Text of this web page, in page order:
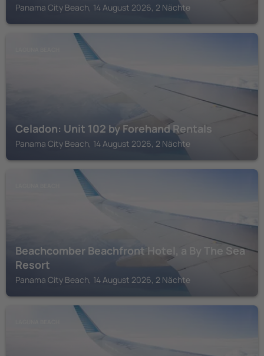
Panama City Beach, 14 August 2026, 2 Nächte
Celadon: Unit 102 by Forehand Rentals
Panama City Beach, 14 August 2026, 2 Nächte
Beachcomber Beachfront Hotel, a By The Sea
Resort
Panama City Beach, 14 August 2026, 2 Nächte